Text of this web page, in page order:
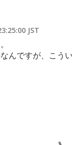
JST
んですが、こう